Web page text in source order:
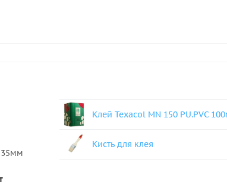
35мм
Клей Texacol МN 150 PU.PVC
Кисть для клея